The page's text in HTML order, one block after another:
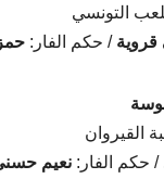
التونسي
/ حكم الفار:
القيروان
/ حكم الفار:نعيم